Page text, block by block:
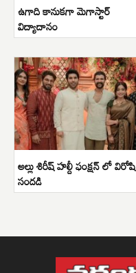
ఉగాది కానుకగా మెగాస్టార్
విద్యాదానం
అల్లు శిరీష్ హల్దీ ఫంక్షన్ లో విరోషి
సందడి